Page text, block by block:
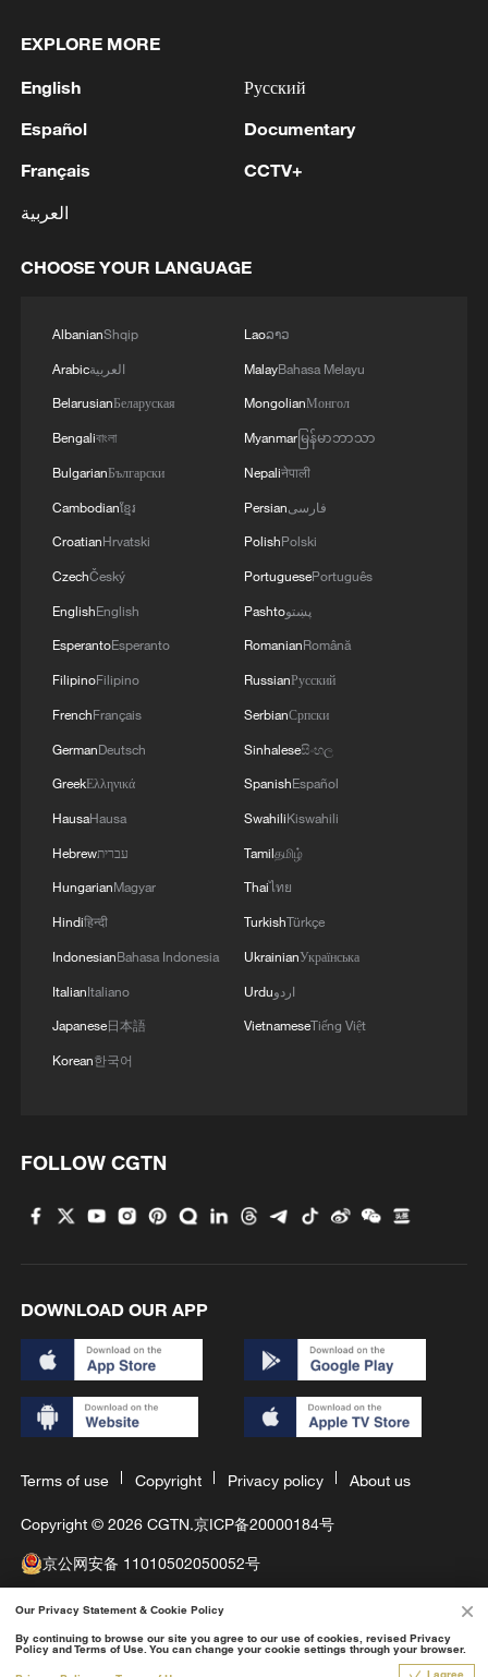
EXPLORE MORE
English
Español
Français
العربية
Русский
Documentary
CCTV+
CHOOSE YOUR LANGUAGE
AlbanianShqip
Arabicالعربية
BelarusianБеларуская
Bengaliবাংলা
BulgarianБългарски
Cambodianខ្មែរ
CroatianHrvatski
CzechČeský
EnglishEnglish
EsperantoEsperanto
FilipinoFilipino
FrenchFrançais
GermanDeutsch
GreekΕλληνικά
HausaHausa
Hebrewעברית
HungarianMagyar
Hindiहिन्दी
IndonesianBahasa Indonesia
ItalianItaliano
Japanese日本語
Korean한국어
Laoລາວ
MalayBahasa Melayu
MongolianМонгол
Myanmarမြန်မာဘာသာ
Nepaliनेपाली
Persianفارسی
PolishPolski
PortuguesePortuguês
Pashtoپښتو
RomanianRomână
RussianРусский
SerbianСрпски
Sinhaleseසිංහල
SpanishEspañol
SwahiliKiswahili
Tamilதமிழ்
Thaiไทย
TurkishTürkçe
UkrainianУкраїнська
Urduاردو
VietnameseTiếng Việt
FOLLOW CGTN
DOWNLOAD OUR APP
Terms of use Copyright Privacy policy About us
Copyright © 2026 CGTN.京ICP备20000184号
京公网安备 11010502050052号
互联网新闻信息许可证10120180008
Disinformation report hotline: 010-85061466
1X
Our Privacy Statement & Cookie Policy
By continuing to browse our site you agree to our use of cookies, revised Privacy
Policy and Terms of Use. You can change your cookie settings through your browser.